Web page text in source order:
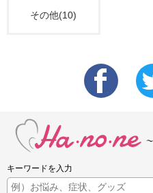
その他(10)
キーワードを入力